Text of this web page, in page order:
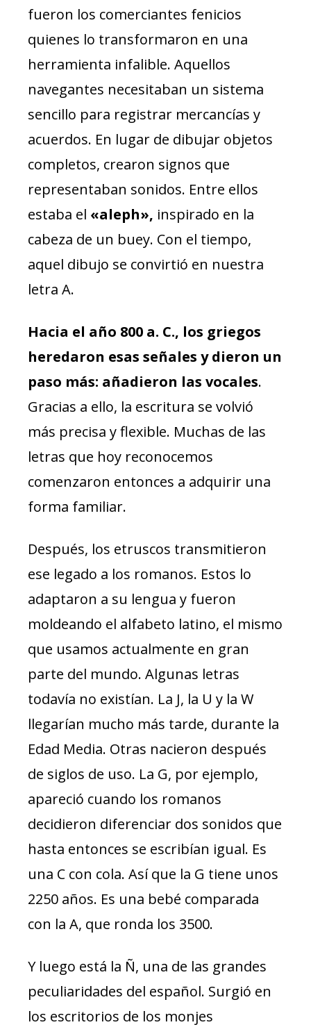
fueron los comerciantes fenicios
quienes lo transformaron en una
herramienta infalible. Aquellos
navegantes necesitaban un sistema
sencillo para registrar mercancías y
acuerdos. En lugar de dibujar objetos
completos, crearon signos que
representaban sonidos. Entre ellos
estaba el «aleph», inspirado en la
cabeza de un buey. Con el tiempo,
aquel dibujo se convirtió en nuestra
letra A.
Hacia el año 800 a. C., los griegos
heredaron esas señales y dieron un
paso más: añadieron las vocales.
Gracias a ello, la escritura se volvió
más precisa y flexible. Muchas de las
letras que hoy reconocemos
comenzaron entonces a adquirir una
forma familiar.
Después, los etruscos transmitieron
ese legado a los romanos. Estos lo
adaptaron a su lengua y fueron
moldeando el alfabeto latino, el mismo
que usamos actualmente en gran
parte del mundo. Algunas letras
todavía no existían. La J, la U y la W
llegarían mucho más tarde, durante la
Edad Media. Otras nacieron después
de siglos de uso. La G, por ejemplo,
apareció cuando los romanos
decidieron diferenciar dos sonidos que
hasta entonces se escribían igual. Es
una C con cola. Así que la G tiene unos
2250 años. Es una bebé comparada
con la A, que ronda los 3500.
Y luego está la Ñ, una de las grandes
peculiaridades del español. Surgió en
los escritorios de los monjes